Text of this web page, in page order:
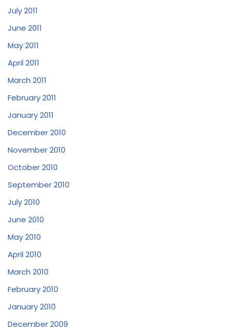
July 2011
June 2011
May 2011
April 2011
March 2011
February 2011
January 2011
December 2010
November 2010
October 2010
September 2010
July 2010
June 2010
May 2010
April 2010
March 2010
February 2010
January 2010
December 2009